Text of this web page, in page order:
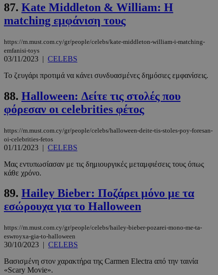
87. Kate Middleton & William: Η
matching εμφάνιση τους
https://m.must.com.cy/gr/people/celebs/kate-middleton-william-i-matching-
emfanisi-toys
03/11/2023 | CELEBS
Το ζευγάρι προτιμά να κάνει συνδυασμένες δημόσιες εμφανίσεις.
88. Halloween: Δείτε τις στολές που
φόρεσαν οι celebrities φέτος
https://m.must.com.cy/gr/people/celebs/halloween-deite-tis-stoles-poy-foresan-
oi-celebrities-fetos
01/11/2023 | CELEBS
Μας εντυπωσίασαν με τις δημιουργικές μεταμφιέσεις τους όπως
κάθε χρόνο.
89. Hailey Bieber: Ποζάρει μόνο με τα
εσώρουχα για το Halloween
https://m.must.com.cy/gr/people/celebs/hailey-bieber-pozarei-mono-me-ta-
eswroyxa-gia-to-halloween
30/10/2023 | CELEBS
Βασισμένη στον χαρακτήρα της Carmen Electra από την ταινία
«Scary Movie».